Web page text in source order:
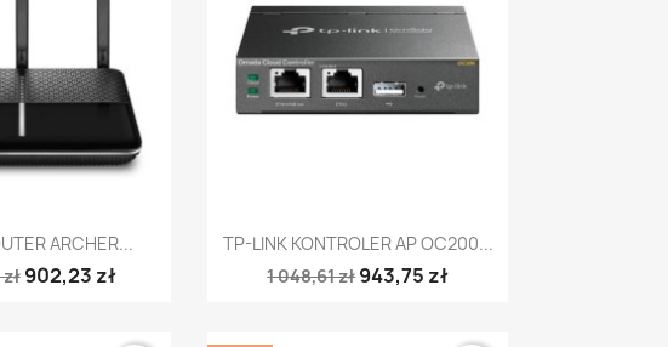
podgląd
ARCHER...
902,23 zł
Szybki podgląd
TP-LINK KONTROLER AP OC200...
1 048,61 zł943,75 zł